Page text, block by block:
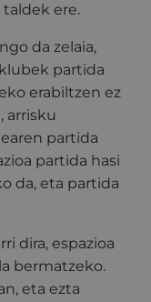
ere.
da zelaia,
partida
erabiltzen ez
arrisku
partida
partida hasi
da, eta partida
dira, espazioa
bermatzeko.
eta ezta